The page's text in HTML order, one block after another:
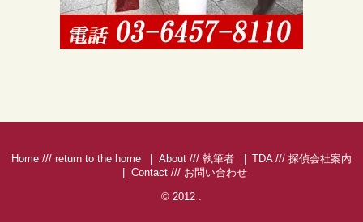
Home /// return to the home About /// 執筆者
TDA /// 探偵会社案内
Contact /// お問い合わせ
© 2012